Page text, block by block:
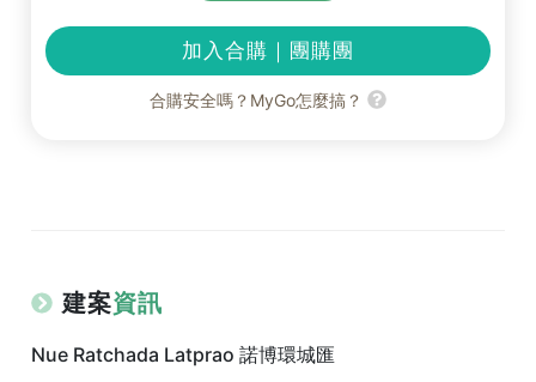
加入合購｜團購團
合購安全嗎？MyGo怎麼搞？
建案資訊
Nue Ratchada Latprao 諾博環城匯